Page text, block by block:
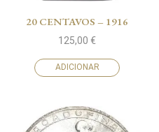
20 CENTAVOS – 1916
125,00 €
ADICIONAR